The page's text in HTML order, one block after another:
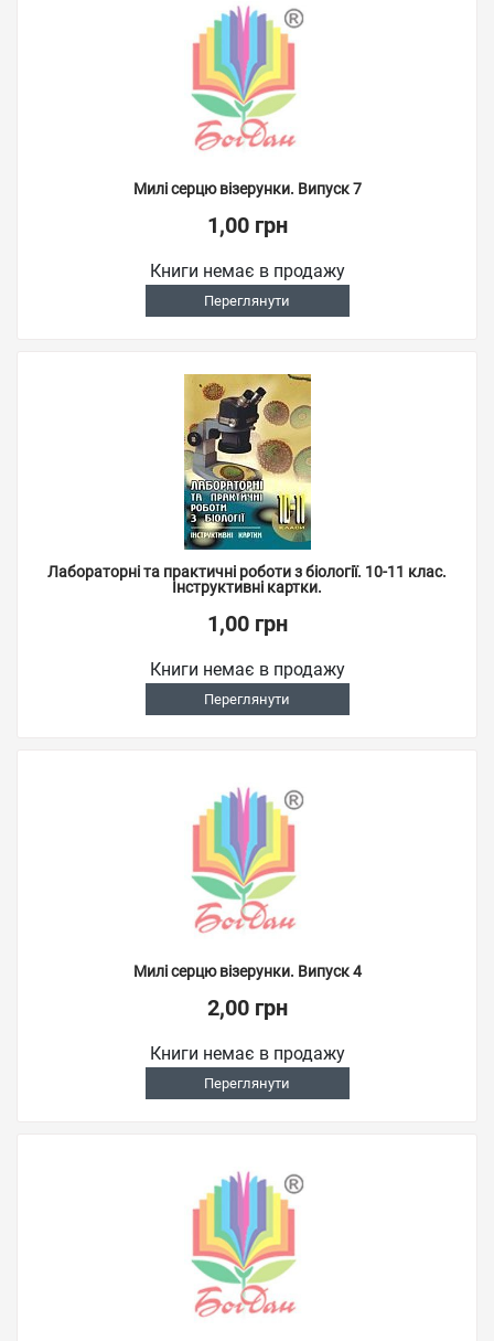
Милі серцю візерунки. Випуск 7
1,00 грн
Книги немає в продажу
Переглянути
Лабораторні та практичні роботи з біології. 10-11 клас.
Інструктивні картки.
1,00 грн
Книги немає в продажу
Переглянути
Милі серцю візерунки. Випуск 4
2,00 грн
Книги немає в продажу
Переглянути